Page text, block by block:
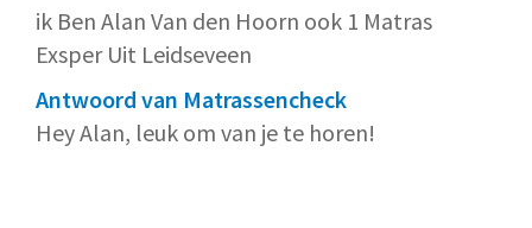
ik Ben Alan Van den Hoorn ook 1 Matras
Exsper Uit Leidseveen
Antwoord van Matrassencheck
Hey Alan, leuk om van je te horen!